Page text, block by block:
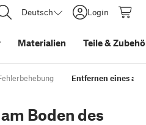
Deutsch Login
Materialien Teile&
Entfernen eines am
Boden des